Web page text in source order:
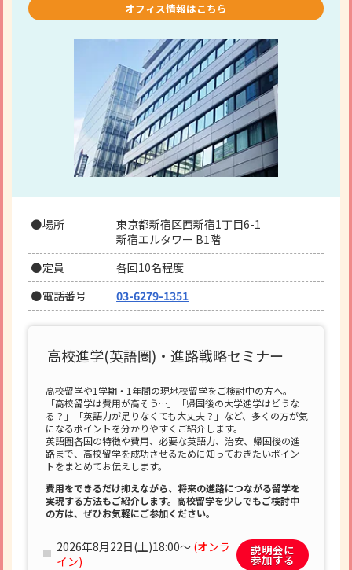
オフィス情報はこちら
場所
東京都新宿区西新宿1丁目6-1
新宿エルタワー B1階
定員
各回10名程度
電話番号
03-6279-1351
高校進学(英語圏)・進路戦略セミナー
高校留学や1学期・1年間の現地校留学をご検討中の方へ。
「高校留学は費用が高そう…」「帰国後の大学進学はどうな
る？」「英語力が足りなくても大丈夫？」など、多くの方が気
になるポイントを分かりやすくご紹介します。
英語圏各国の特徴や費用、必要な英語力、治安、帰国後の進
路まで、高校留学を成功させるために知っておきたいポイン
トをまとめてお伝えします。
費用をできるだけ抑えながら、将来の進路につながる留学を
実現する方法もご紹介します。高校留学を少しでもご検討中
の方は、ぜひお気軽にご参加ください。
2026年8月22日(土)18:00～ (オンラ
イン)
説明会に
参加する